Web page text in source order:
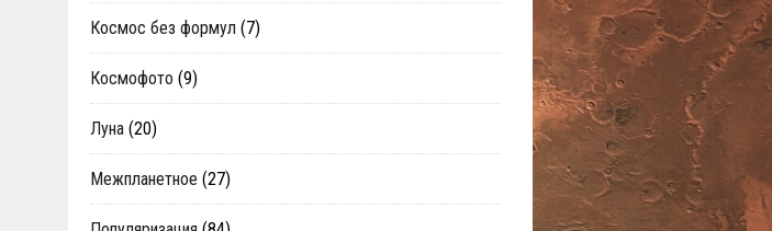
Космос без формул (7)
Космофото (9)
Луна (20)
Межпланетное (27)